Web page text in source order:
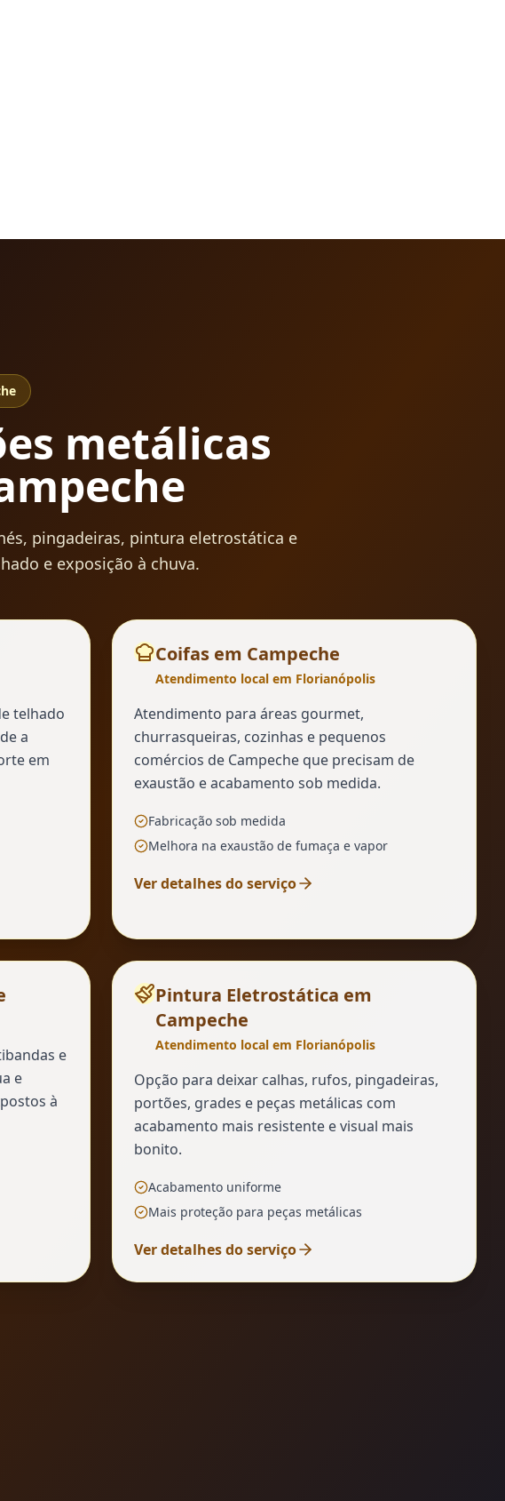
metálicas
pingadeiras, pintura eletrostática e
e exposição à chuva.
telhado
a
em
Coifas em Campeche
Atendimento local em Florianópolis
Atendimento para áreas gourmet,
churrasqueiras, cozinhas e pequenos
comércios de Campeche que precisam de
exaustão e acabamento sob medida.
Fabricação sob medida
Melhora na exaustão de fumaça e vapor
Ver detalhes do serviço
e
e
à
Pintura Eletrostática em
Campeche
Atendimento local em Florianópolis
Opção para deixar calhas, rufos, pingadeiras,
portões, grades e peças metálicas com
acabamento mais resistente e visual mais
bonito.
Acabamento uniforme
Mais proteção para peças metálicas
Ver detalhes do serviço